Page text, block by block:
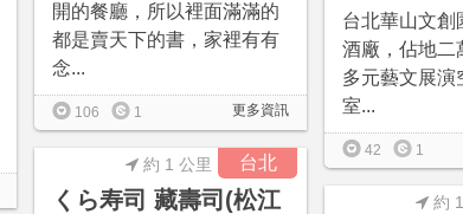
開的餐廳，所以裡面滿滿的
都是賣天下的書，家裡有有
念...
更多資訊
106 1
台北華山文創
酒廠，佔地二
多元藝文展演
室...
42 1
台北
くら寿司 藏壽司(松江
約 1 公里
約